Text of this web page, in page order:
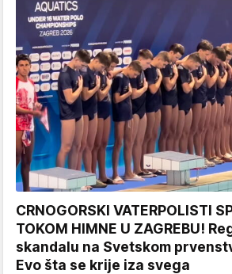
CRNOGORSKI VATERPOLISTI
TOKOM HIMNE U ZAGREBU!
skandalu na Svetskom
Evo šta se krije iza svega